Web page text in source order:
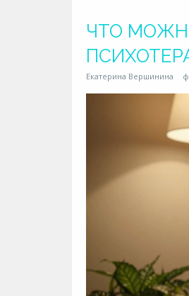
ЧТО
Екатерина Вершинина